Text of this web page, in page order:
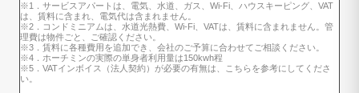
※1．サービスアパートは、電気、水道、ガス、Wi-Fi、ハウスキーピング、VAT
は、賃料に含まれ、電気代は含まれません。
※2．コンドミニアムは、水道光熱費、Wi-Fi、VATは、賃料に含まれません。管
理費は物件ごと、ご確認ください。
※3．賃料に各種費用を追加でき、会社のご予算に合わせてご相談ください。
※4．ホーチミンの実際の単身者利用量は150kwh程
※5．VATインボイス（法人契約）が必要の有無は、こちらを参考にしてくださ
い。